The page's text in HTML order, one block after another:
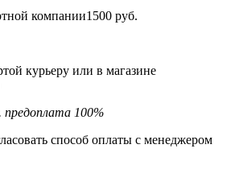
компании1500 руб.
курьеру или в магазине
предоплата 100%
способ оплаты с менеджером